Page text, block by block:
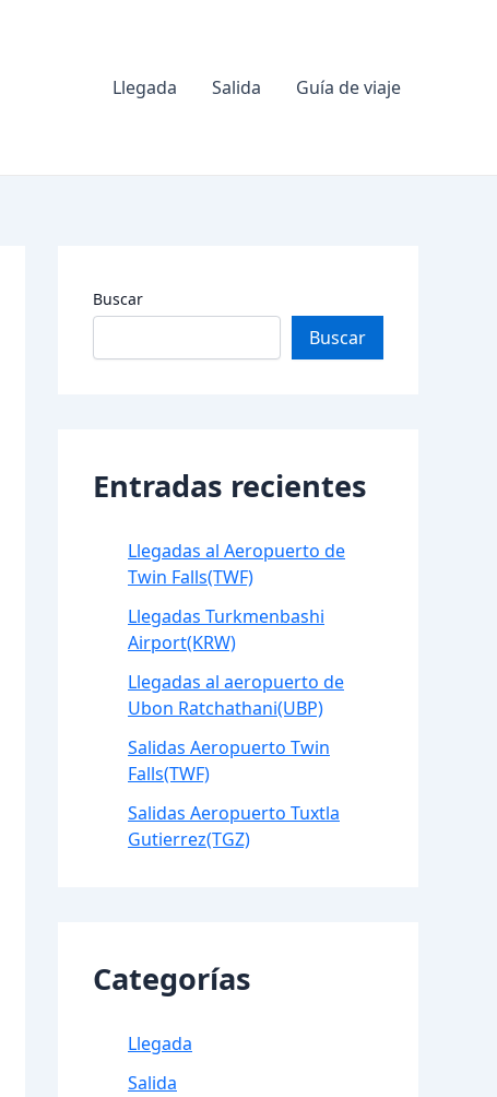
Llegada Salida Guía de viaje
Buscar
Buscar
Entradas recientes
Llegadas al Aeropuerto de
Twin Falls(TWF)
Llegadas Turkmenbashi
Airport(KRW)
Llegadas al aeropuerto de
Ubon Ratchathani(UBP)
Salidas Aeropuerto Twin
Falls(TWF)
Salidas Aeropuerto Tuxtla
Gutierrez(TGZ)
Categorías
Llegada
Salida